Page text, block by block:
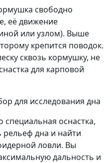
свободно
её движение
или узлом). Выше
крепится поводок.
сквозь кормушку, не
для карповой
для исследования дна
оснастка,
рельеф дна и найти
ловли. Вы
дальность и